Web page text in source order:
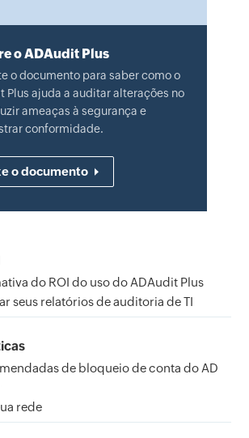
o ADAudit Plus
o documento para saber como o
Plus ajuda a auditar alterações no
ameaças à segurança e
conformidade.
o documento
do ROI do uso do ADAudit Plus
seus relatórios de auditoria de TI
de bloqueio de conta do AD
rede